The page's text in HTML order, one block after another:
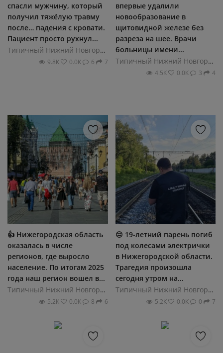
спасли мужчину, который
получил тяжёлую травму
после… падения с кровати.
Пациент просто рухнул...
Типичный Нижний Новгород
9.8К 0.0К 6 7
впервые удалили
новообразование в
щитовидной железе без
разреза на шее. Врачи
больницы имени...
Типичный Нижний Новгород
4.5К 0.0К 3 4
👍 Нижегородская область
оказалась в числе
регионов, где выросло
население. По итогам 2025
года наш регион вошел в...
Типичный Нижний Новгород
5.2К 0.0К 8 6
😔 19-летний парень погиб
под колесами электрички
в Нижегородской области.
Трагедия произошла
сегодня утром на...
Типичный Нижний Новгород
5.2К 0.0К 0 7